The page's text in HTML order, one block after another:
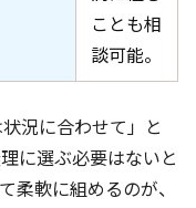
ことも相
談可能。
況に合わせて」と
に選ぶ必要はないと
柔軟に組めるのが、